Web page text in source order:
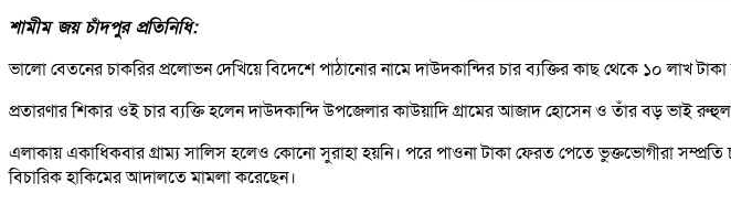
শামীম জয় চাঁদপুর প্রতিনিধি:
ভালো বেতনের চাকরির প্রলোভন দেখিয়ে বিদেশে পাঠানোর নামে দাউদকান্দির চার ব্যক্তির কাছ থেকে ১০ লাখ
প্রতারণার শিকার ওই চার ব্যক্তি হলেন দাউদকান্দি উপজেলার কাউয়াদি গ্রামের আজাদ হোসেন ও তাঁর বড় ভাই
এলাকায় একাধিকবার গ্রাম্য সালিস হলেও কোনো সুরাহা হয়নি। পরে পাওনা টাকা ফেরত পেতে ভুক্তভোগীরা
বিচারিক হাকিমের আদালতে মামলা করেছেন।